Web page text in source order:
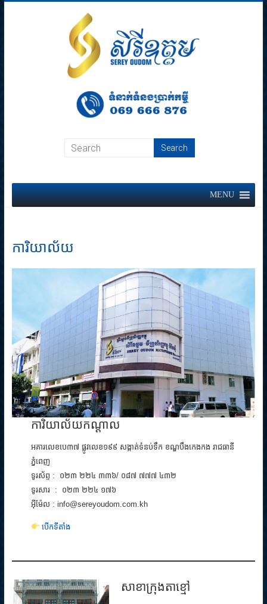
Sereyoudom
MENU
ការិយាល័យ
ការិយាល័យកណ្តាល
អគារលេខបេ៣៧ ផ្លូវលេខ១៩៩ សង្កាត់ទំនប់ទឹក ខណ្ឌបឹងកេងកង រាជធានី
ភ្នំពេញ
ទូរស័ព្ទ : ០២៣ ២២៤ ៣៣៦/ ០៨៧ ៧៧៧ ៤៣២
ទូរសារ : ០២៣ ២២៤ ១៧៦
អ៊ីម៉ែល : info@sereyoudom.com.kh
បើកទីតាំង
សាខាក្រុងតាខ្មៅ